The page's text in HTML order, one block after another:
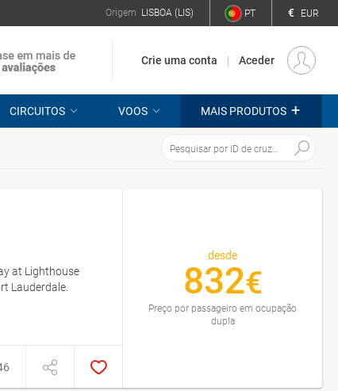
Origem LISBOA (LIS) PT € EUR
Crie uma conta Aceder
CIRCUITOS VOOS MAIS PRODUTOS +
at Lighthouse
Lauderdale.
desde
832€
Preço por passageiro em ocupação
dupla